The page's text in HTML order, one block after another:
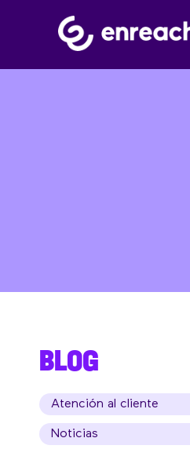
BLOG
Atención al cliente
Noticias